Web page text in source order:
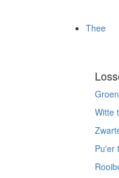
Thee
Witte
Pu'er